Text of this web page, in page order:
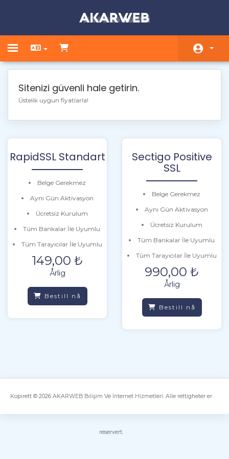
Toggle navigation
Butikk
Kunnskapsbase
Nettverksstatus
Kontakt oss
Sitenizi güvenli hale getirin.
Üstelik uygun fiyatlarla!
RapidSSL Standart
Belge Gerekmez
Aynı Gün Aktivasyon
Ücretsiz Kurulum
Tüm Bankalar İle Uyumlu
Tüm Tarayıcılar İle Uyumlu
149,00 ₺
Årlig
Bestill nå
Sectigo Positive
SSL
Belge Gerekmez
Aynı Gün Aktivasyon
Ücretsiz Kurulum
Tüm Bankalar İle Uyumlu
Tüm Tarayıcılar İle Uyumlu
990,00 ₺
Årlig
Bestill nå
Kopirett © 2026 AKARWEB Bilişim Ve İnternet Hizmetleri. Alle rettigheter er
reservert.